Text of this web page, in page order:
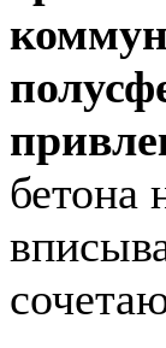
бетона